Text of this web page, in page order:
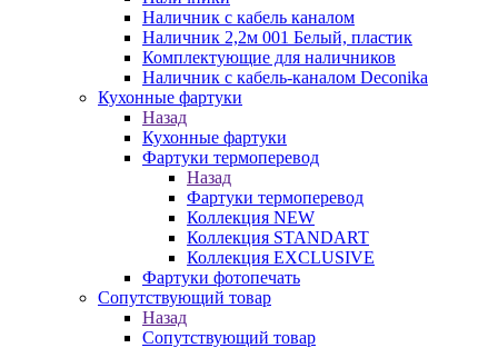
Наличник с кабель каналом
Наличник 2,2м 001 Белый, пластик
Комплектующие для наличников
Наличник с кабель-каналом Deconika
Кухонные фартуки
Назад
Кухонные фартуки
Фартуки термоперевод
Назад
Фартуки термоперевод
Коллекция NEW
Коллекция STANDART
Коллекция EXCLUSIVE
Фартуки фотопечать
Сопутствующий товар
Назад
Сопутствующий товар